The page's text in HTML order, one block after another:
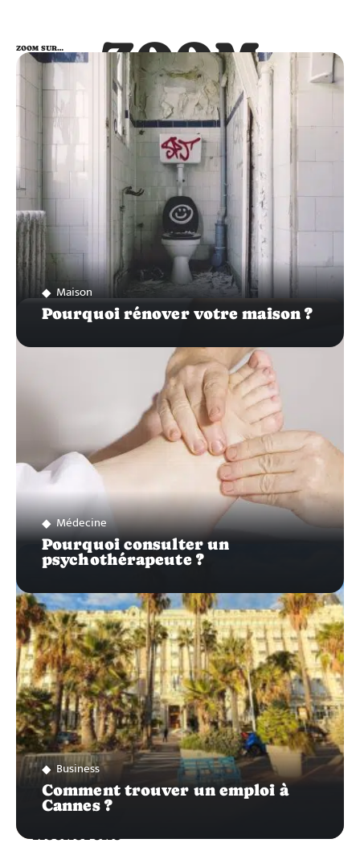
ZOOM
SUR…
ZOOM SUR…
Maison
Pourquoi rénover votre maison ?
Médecine
Pourquoi consulter un
psychothérapeute ?
Business
Comment trouver un emploi à
Cannes ?
Recherche